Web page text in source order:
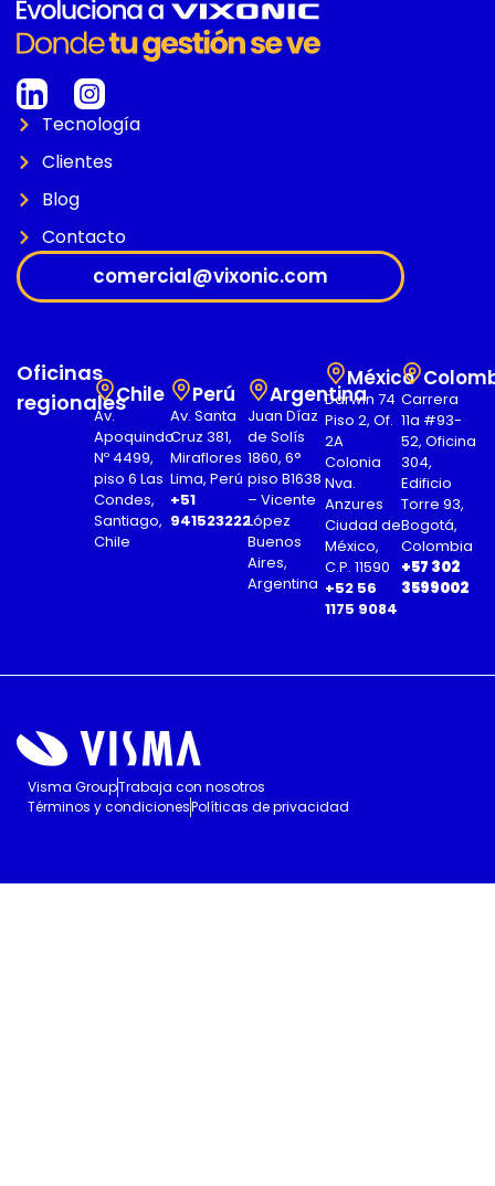
Tecnología
Clientes
Blog
Contacto
comercial@vixonic.com
Oficinas
regionalesChile
Av.
Apoquindo
Nº 4499,
piso 6 Las
Condes,
Santiago,
Chile
Perú
Av. Santa
Cruz 381,
Miraflores
Lima, Perú
+51
941523222
Argentina
Juan Díaz
de Solís
1860, 6°
piso B1638
– Vicente
López
Buenos
Aires,
Argentina
México
Darwin 74
Piso 2, Of.
2A
Colonia
Nva.
Anzures
Ciudad de
México,
C.P. 11590
+52 56
1175 9084
Carrera
11a #93-
52, Oficina
304,
Edificio
Torre 93,
Bogotá,
Colombia
+57 302
3599002
Visma GroupTrabaja con nosotros
Términos y condicionesPolíticas de privacidad